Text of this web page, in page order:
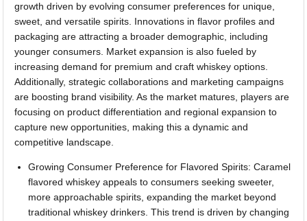
growth driven by evolving consumer preferences for unique,
sweet, and versatile spirits. Innovations in flavor profiles and
packaging are attracting a broader demographic, including
younger consumers. Market expansion is also fueled by
increasing demand for premium and craft whiskey options.
Additionally, strategic collaborations and marketing campaigns
are boosting brand visibility. As the market matures, players are
focusing on product differentiation and regional expansion to
capture new opportunities, making this a dynamic and
competitive landscape.
Growing Consumer Preference for Flavored Spirits: Caramel
flavored whiskey appeals to consumers seeking sweeter,
more approachable spirits, expanding the market beyond
traditional whiskey drinkers. This trend is driven by changing